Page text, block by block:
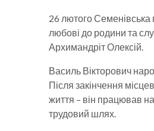
26 лютого
любові до родини та
Архимандріт Олексій.
Василь Вікторович
Після закінчення
життя – він працював
трудовий шлях.